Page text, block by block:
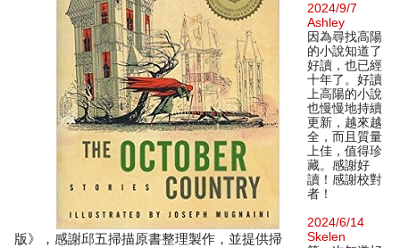
版》，感謝邱五掃描原書整理製作，並提供掃
2024/9/7
Ashley
因為尋找高陽
的小說知道了
好讀，也已經
十年了。好讀
上高陽的小說
也慢慢地持續
更新，越來越
全，而且質量
上佳，值得珍
藏。感謝好
讀！感謝校對
者！
2024/6/14
Skelen